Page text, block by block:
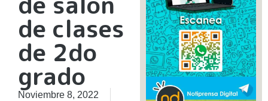
de clases
de 2do
grado
Noviembre 8, 2022